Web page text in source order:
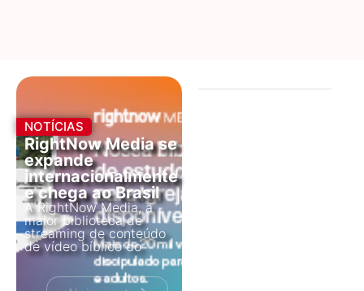
NOTÍCIAS
RightNow Media se
expande
internacionalmente
e chega ao Brasil
A RightNow Media, a
maior biblioteca de
streaming de conteúdo
de vídeo bíblico do